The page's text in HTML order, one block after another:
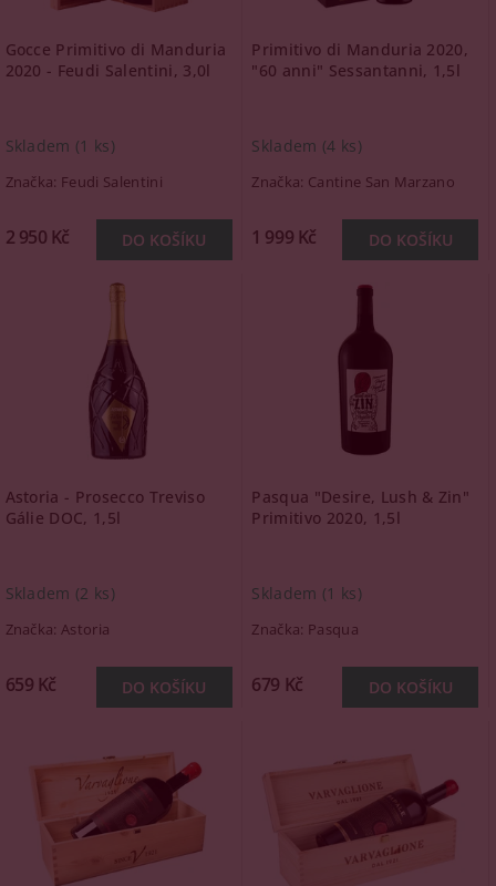
Gocce Primitivo di Manduria
2020 - Feudi Salentini, 3,0l
Skladem (1 ks)
Značka: Feudi Salentini
2 950 Kč
Primitivo di Manduria 2020,
"60 anni" Sessantanni, 1,5l
Skladem (4 ks)
Značka: Cantine San Marzano
1 999 Kč
Astoria - Prosecco Treviso
Gálie DOC, 1,5l
Skladem (2 ks)
Značka:Astoria
659 Kč
Pasqua "Desire, Lush & Zin"
Primitivo 2020, 1,5l
Skladem (1 ks)
Značka: Pasqua
679 Kč